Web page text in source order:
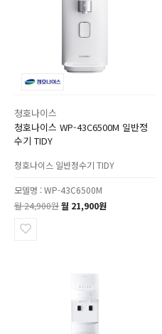
청호나이스
청호나이스 WP-43C6500M 일반정
수기 TIDY
청호나이스 일반정수기 TIDY
모델명 : WP-43C6500M
월 24,900원월 21,900원